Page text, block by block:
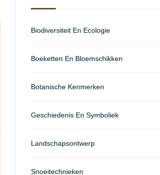
Biodiversiteit En Ecologie
Boeketten En Bloemschikken
Botanische Kenmerken
Geschiedenis En Symboliek
Landschapsontwerp
Snoeitechnieken